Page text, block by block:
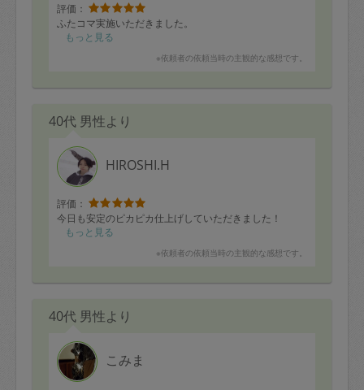
評価：
ふたコマ実施いただきました。
もっと見る
※依頼者の依頼当時の主観的な感想です。
40代 男性より
HIROSHI.H
評価：
今日も安定のピカピカ仕上げしていただきました！
もっと見る
※依頼者の依頼当時の主観的な感想です。
40代 男性より
こみま